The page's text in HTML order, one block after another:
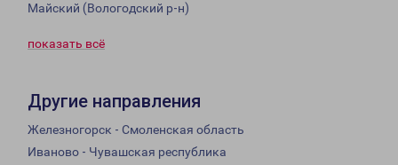
Майский (Вологодский р-н)
показать всё
Другие направления
Железногорск - Смоленская область
Иваново - Чувашская республика